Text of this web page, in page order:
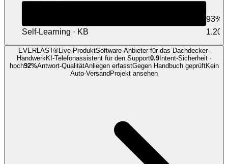
93%
Self-Learning · KB
EVERLAST®Live-ProduktSoftware-Anbieter für das Dachdecker-
HandwerkKI-Telefonassistent für den Support0.9Intent-Sicherheit ·
hoch92%Antwort-QualitätAnliegen erfasstGegen Handbuch geprüftKein
Auto-Versand Projekt ansehen